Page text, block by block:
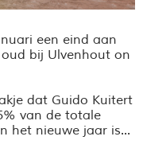
een eind aan
bij Ulvenhout on
dat Guido Kuitert
van de totale
het nieuwe jaar is...